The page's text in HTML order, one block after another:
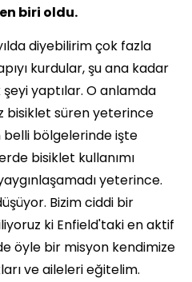
biri oldu.
diyebilirim çok fazla
kurdular, şu ana kadar
yaptılar. O anlamda
bisiklet süren yeterince
belli bölgelerinde işte
bisiklet kullanımı
yeterince.
Bizim ciddi bir
ki Enfield'taki en aktif
öyle bir misyon kendimize
ve aileleri eğitelim.